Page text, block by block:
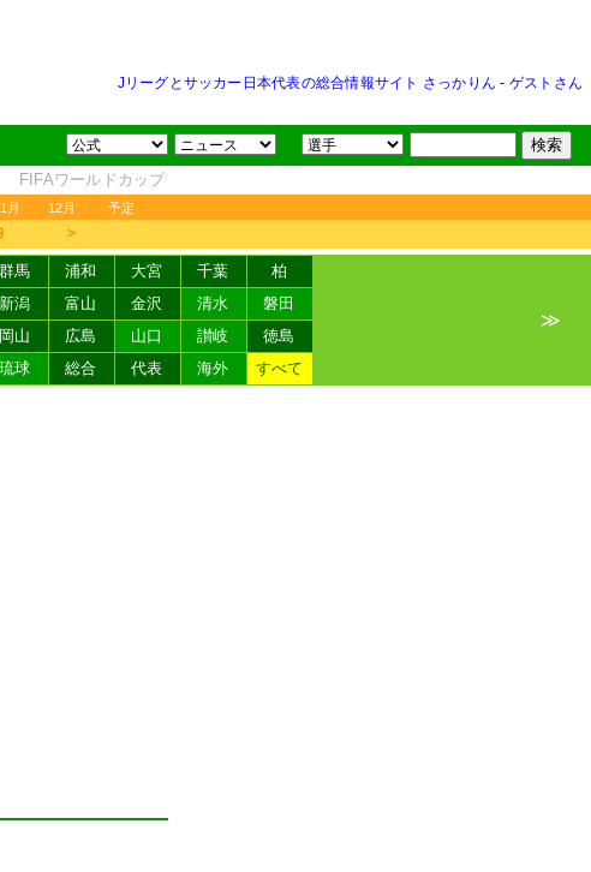
Jリーグとサッカー日本代表の総合情報サイト さっかりん - ゲストさん
FIFAワールドカップ
月 12月 予定
＞
群馬 浦和 大宮 千葉
柏
新潟 富山 金沢 清水
磐田
岡山 広島 山口 讃岐
徳島
琉球 総合 代表 海外 すべて
≫